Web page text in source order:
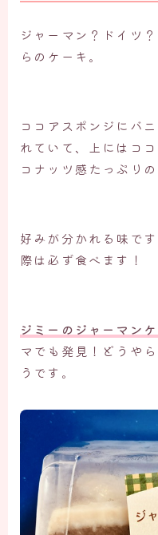
ジャーマン？ドイツ
らのケーキ。
ココアスポンジにバ
れていて、上にはコ
コナッツ感たっぷりの
好みが分かれる味で
際は必ず食べます！
ジミーのジャーマンケ
マでも発見！どうや
うです。